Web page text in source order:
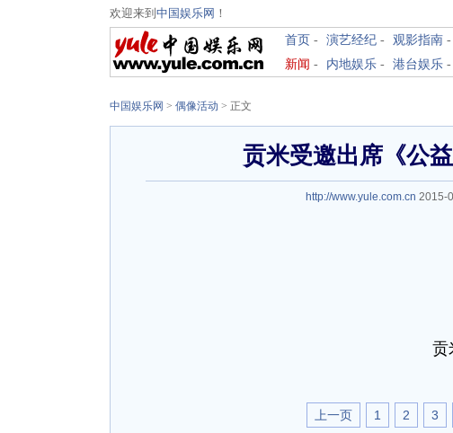
欢迎来到 中国娱乐网 ！
首页 - 演艺经纪 - 观影指南 -
新闻 - 内地娱乐 - 港台娱乐 -
中国娱乐网 > 偶像活动 > 正文
贡米受邀出席《公
http://www.yule.com.cn 2015-
贡
上一页 1 2 3